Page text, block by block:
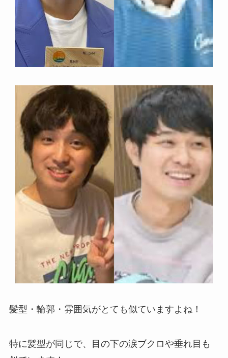
髪型・輪郭・雰囲気がとても似ていますよね！
特に髪型が同じで、目の下の涙ブクロや垂れ目も